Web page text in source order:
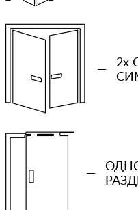
—
2x
—
Ваш телефон